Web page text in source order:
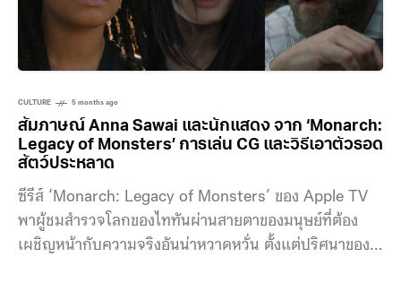
CULTURE 5 months ago
สัมภาษณ์ Anna Sawai และนักแสดง จาก ‘Monarch:
Legacy of Monsters’ การเล่น CG และวิธีเอาตัวรอด
สัตว์ประหลาด
ซีรีส์ ‘Monarch: Legacy of Monsters’ ของ Apple TV
พาผู้ชมสำรวจโลกของไททันผ่านสายตาของมนุษย์ที่ต้อง
เผชิญหน้ากับความจริงอันน่าหวาดหวั่น ตั้งแต่ปริศนาของ